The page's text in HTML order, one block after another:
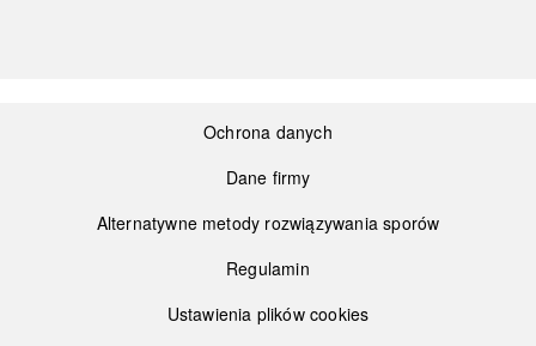
Ochrona danych
Dane firmy
Alternatywne metody rozwiązywania sporów
Regulamin
Ustawienia plików cookies